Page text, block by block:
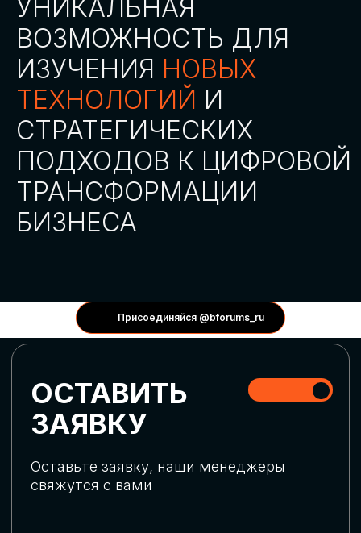
Присоединяйся @bforums_ru
АККРЕДИТАЦИЯ
СМИ
СКАЧАТЬ ПРОГРАММУ
СТАТЬ СПИКЕРОМ
СТАТЬ УЧАСТНИКОМ
ГЛОБАЛЬНАЯ
ЦИФРОВИЗАЦИЯ
актуальных трендов глобальной цифровой
трансформации. Узнаем о новых подходах
массовом использовании ИИ-
инструментов, обеспечении
ИСКУССТВЕННЫЙ